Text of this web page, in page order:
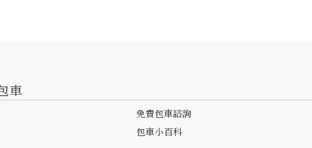
車
免費包車諮詢
包車小百科